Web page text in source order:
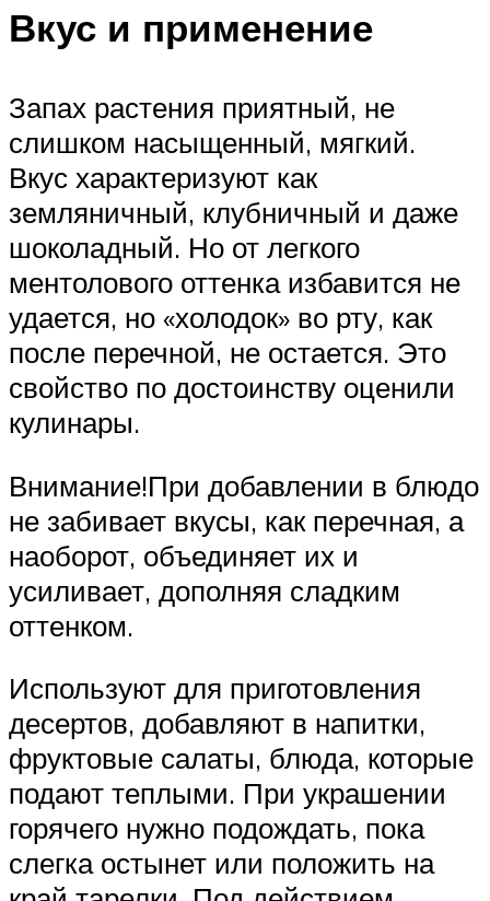
Вкус и применение
Запах растения приятный, не
слишком насыщенный, мягкий.
Вкус характеризуют как
земляничный, клубничный и даже
шоколадный. Но от легкого
ментолового оттенка избавится не
удается, но «холодок» во рту, как
после перечной, не остается. Это
свойство по достоинству оценили
кулинары.
Внимание!При добавлении в блюдо
не забивает вкусы, как перечная, а
наоборот, объединяет их и
усиливает, дополняя сладким
оттенком.
Используют для приготовления
десертов, добавляют в напитки,
фруктовые салаты, блюда, которые
подают теплыми. При украшении
горячего нужно подождать, пока
слегка остынет или положить на